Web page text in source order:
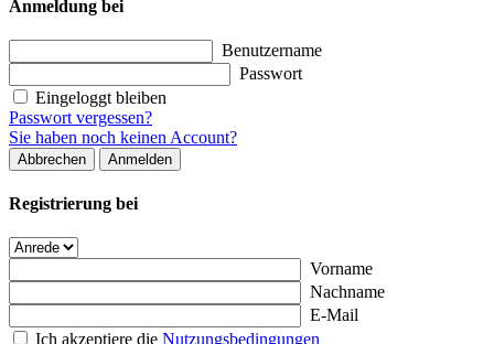
Anmeldung bei
Benutzername
Passwort
Eingeloggt bleiben
Passwort vergessen?
Sie haben noch keinen Account?
Abbrechen Anmelden
Registrierung bei
Vorname
Nachname
E-Mail
Ich akzeptiere die Nutzungsbedingungen